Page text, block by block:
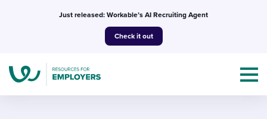
Just released: Workable’s AI Recruiting Agent
Check it out